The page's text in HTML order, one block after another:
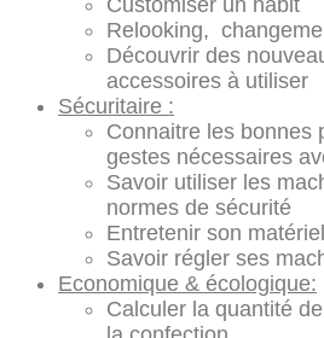
Customiser un habit
Relooking,
Découvrir des
accessoires à utiliser
Sécuritaire :
Connaitre les bonnes
gestes nécessaires
Savoir utiliser les
normes de sécurité
Entretenir son matériel
Savoir régler ses
Economique & écologique:
Calculer la quantité